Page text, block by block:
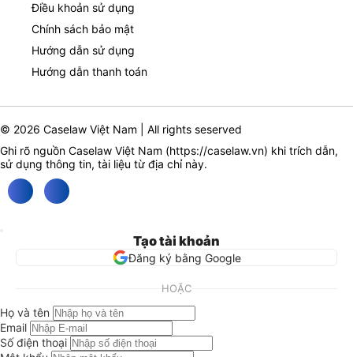
Điều khoản sử dụng
Chính sách bảo mật
Hướng dẫn sử dụng
Hướng dẫn thanh toán
© 2026 Caselaw Việt Nam | All rights seserved
Ghi rõ nguồn Caselaw Việt Nam (https://caselaw.vn) khi trích dẫn,
sử dụng thông tin, tài liệu từ địa chỉ này.
Tạo tài khoản
Đăng ký bằng Google
HOẶC
Họ và tên
Email
Số điện thoại